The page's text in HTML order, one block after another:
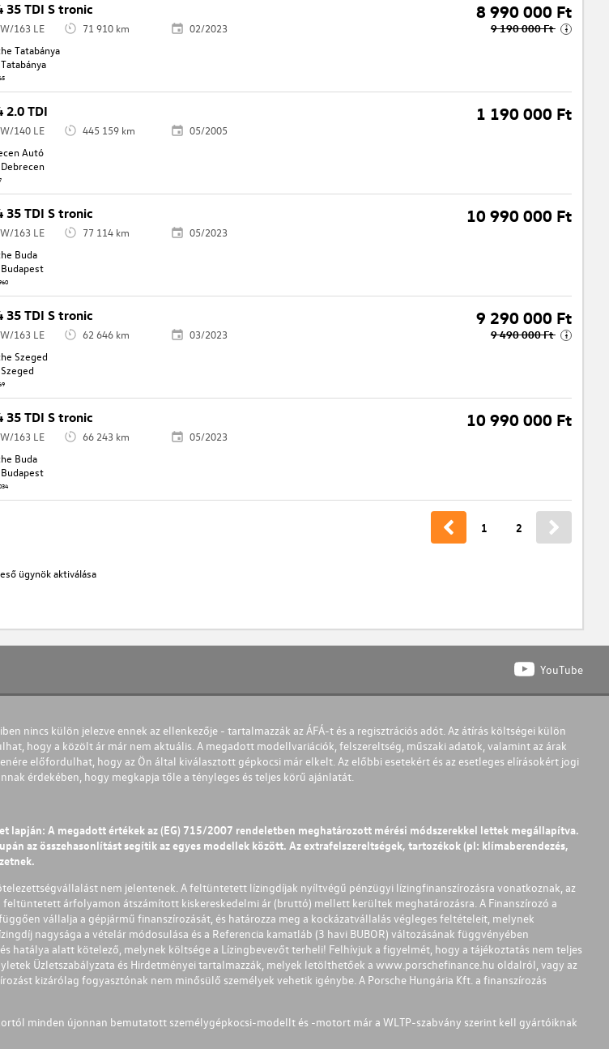
35 TDI S tronic 8 990 000 Ft
9 190 000 Ft i
163 LE 71 910 km
02/2023
Tatabánya
2.0 TDI 1 190 000 Ft
140 LE 445 159 km
05/2005
Autó
35 TDI S tronic 10 990 000 Ft
163 LE 77 114 km
05/2023
Buda
35 TDI S tronic 9 290 000 Ft
9 490 000 Ft i
163 LE 62 646 km
03/2023
Szeged
35 TDI S tronic 10 990 000 Ft
163 LE 66 243 km
05/2023
Buda
1 2
ügynök aktiválása
YouTube
nincs külön jelezve ennek az ellenkezője - tartalmazzák az ÁFÁ-t és a regisztrációs adót. Az átírás költségei külön
hogy a közölt ár már nem aktuális. A megadott modellvariációk, felszereltség, műszaki adatok, valamint az árak
előfordulhat, hogy az Ön által kiválasztott gépkocsi már elkelt. Az előbbi esetekért és az esetleges elírásokért jogi
érdekében, hogy megkapja tőle a tényleges és teljes körű ajánlatát.
lapján: A megadott értékek az (EG) 715/2007 rendeletben meghatározott mérési módszerekkel lettek megállapítva.
az összehasonlítást segítik az egyes modellek között. Az extrafelszereltségek, tartozékok (pl: klímaberendezés,
nem jelentenek. A feltüntetett lízingdíjak nyíltvégű pénzügyi lízingfinanszírozásra vonatkoznak, az
árfolyamon átszámított kiskereskedelmi ár (bruttó) mellett kerültek meghatározásra. A Finanszírozó a
vállalja a gépjármű finanszírozását, és határozza meg a kockázatvállalás végleges feltételeit, melynek
nagysága a vételár módosulása és a Referencia kamatláb (3 havi BUBOR) változásának függvényében
hatálya alatt kötelező, melynek költsége a Lízingbevevőt terheli! Felhívjuk a figyelmét, hogy a tájékoztatás nem teljes
Üzletszabályzata és Hirdetményei tartalmazzák, melyek letölthetőek a www.porschefinance.hu oldalról, vagy az
kizárólag fogyasztónak nem minősülő személyek vehetik igénybe. A Porsche Hungária Kft. a finanszírozás
minden újonnan bemutatott személygépkocsi-modellt és -motort már a WLTP-szabvány szerint kell gyártóiknak